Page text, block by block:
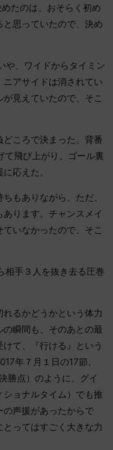
たのは、おそらく初め
思っていたので、決め
や、ワイドからタイミン
アサイドは消されてい
見えていたので、そこ
ころで決まった。背番
て飛び上がり、ゴール裏
に応えた。
もありながら、ただ、
ります。チャンスメイ
いなかったので、そこ
手３人を抜き去る圧巻
れるかどうかという体力
瞬間も、そのあとの最
て、『行ける』という
年７月１日の17節、
勝点）のように、グイ
ョナルタイム）でも推
声援があったからで
ってはすごく大きな力